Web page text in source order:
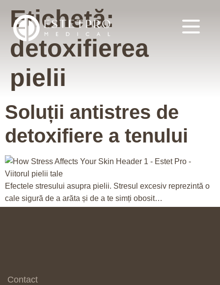
Etichetă:
detoxifierea
pielii
Soluții antistres de
detoxifiere a tenului
Efectele stresului asupra pielii. Stresul excesiv reprezintă o
cale sigură de a arăta și de a te simți obosit…
Contact